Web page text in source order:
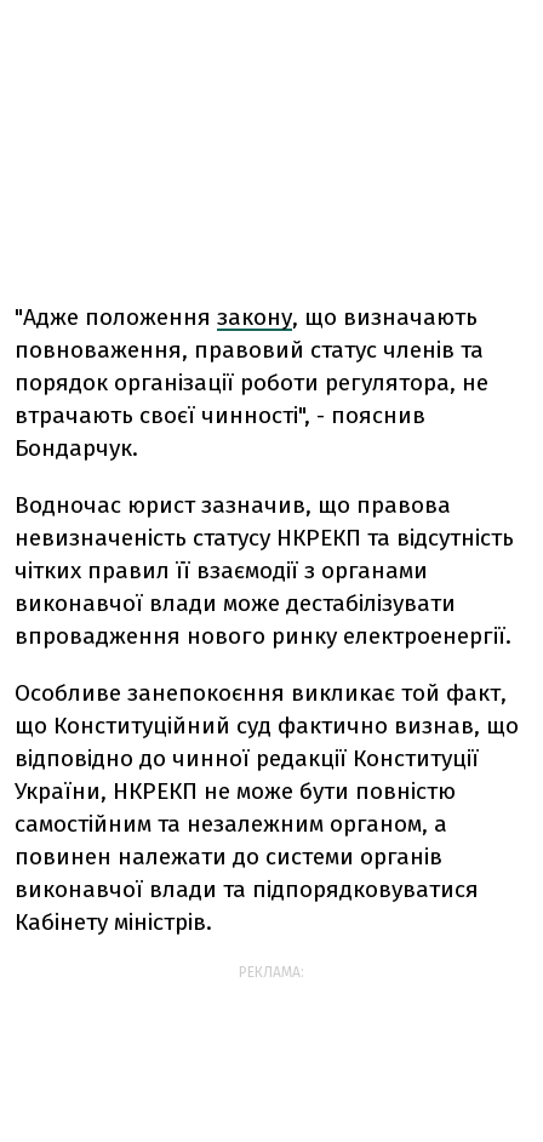
"Адже положення закону, що визначають
повноваження, правовий статус членів та
порядок організації роботи регулятора, не
втрачають своєї чинності", - пояснив
Бондарчук.
Водночас юрист зазначив, що правова
невизначеність статусу НКРЕКП та відсутність
чітких правил її взаємодії з органами
виконавчої влади може дестабілізувати
впровадження нового ринку електроенергії.
Особливе занепокоєння викликає той факт,
що Конституційний суд фактично визнав, що
відповідно до чинної редакції Конституції
України, НКРЕКП не може бути повністю
самостійним та незалежним органом, а
повинен належати до системи органів
виконавчої влади та підпорядковуватися
Кабінету міністрів.
РЕКЛАМА: